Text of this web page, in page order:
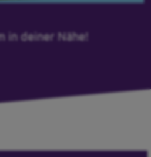
in deiner Nähe!